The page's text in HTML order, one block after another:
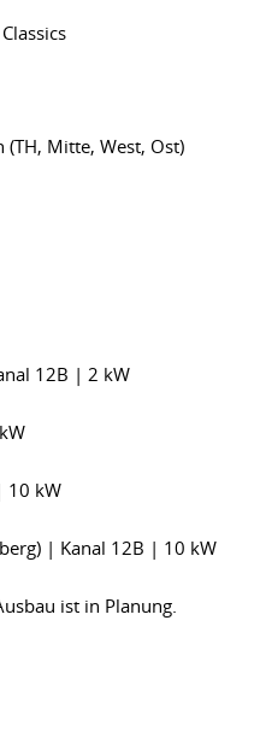
(TH, Mitte, West, Ost)
12B | 2 kW
10 kW
| Kanal 12B | 10 kW
ist in Planung.